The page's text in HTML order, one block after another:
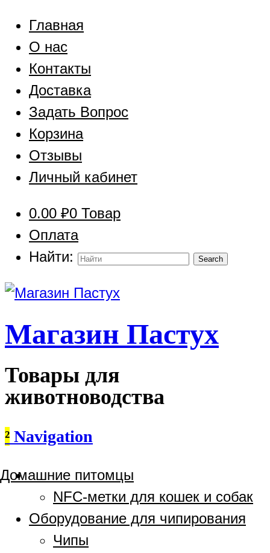
Главная
О нас
Контакты
Доставка
Задать Вопрос
Корзина
Отзывы
Личный кабинет
0.00 ₽0 Товар
Оплата
Найти:
Магазин Пастух
Товары для
животноводства
² Navigation
Домашние питомцы
NFC-метки для кошек и собак
Оборудование для чипирования
Чипы